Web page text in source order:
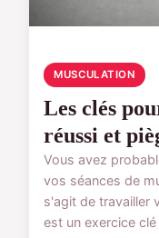
MUSCULATION
Les clés
réussi et
Vous avez
vos séances de
s'agit de travailler
est un exercice